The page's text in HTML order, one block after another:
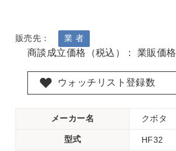
販売先： 業 者
商談成立価格（税込）： 業販価格
ウォッチリスト登録数
メーカー名 クボタ
型式 HF32